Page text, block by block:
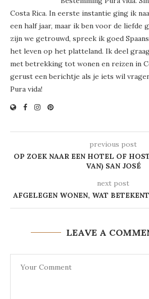
Costa Rica. In eerste instantie ging ik
een half jaar, maar ik ben voor de liefde
zijn we getrouwd, spreek ik goed
het leven op het platteland. Ik deel
met betrekking tot wonen en reizen in
gerust een berichtje als je iets wil
Pura vida!
previous post
OP ZOEK NAAR EEN HOTEL OF
VAN) SAN JOSÉ
next post
AFGELEGEN WONEN, WAT
LEAVE A